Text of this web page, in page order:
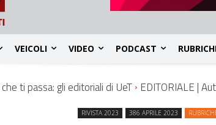
VEICOLI VIDEO PODCAST
ti passa: gli editoriali di UeT EDITORIALE |
RIVISTA 2023 386 APRILE 2023